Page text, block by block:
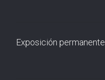
Exposición permanente